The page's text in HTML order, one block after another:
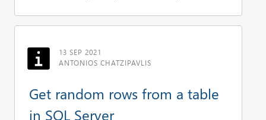
13 SEP 2021
ANTONIOS CHATZIPAVLIS
Get random rows from a table
in SQL Server